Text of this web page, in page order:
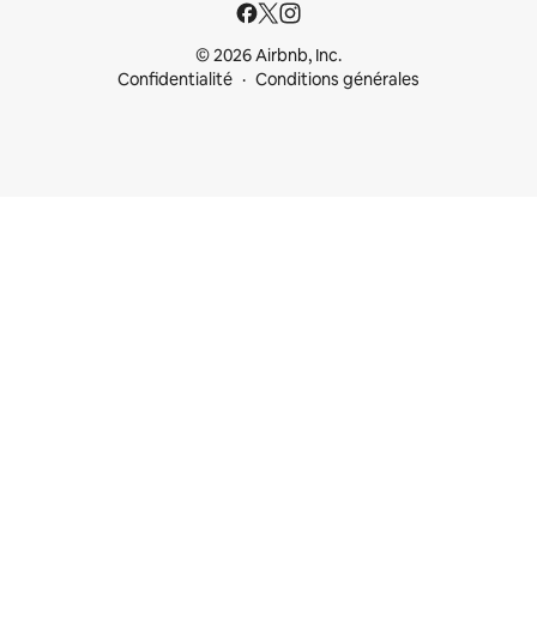
© 2026 Airbnb, Inc.
Confidentialité
Conditions générales